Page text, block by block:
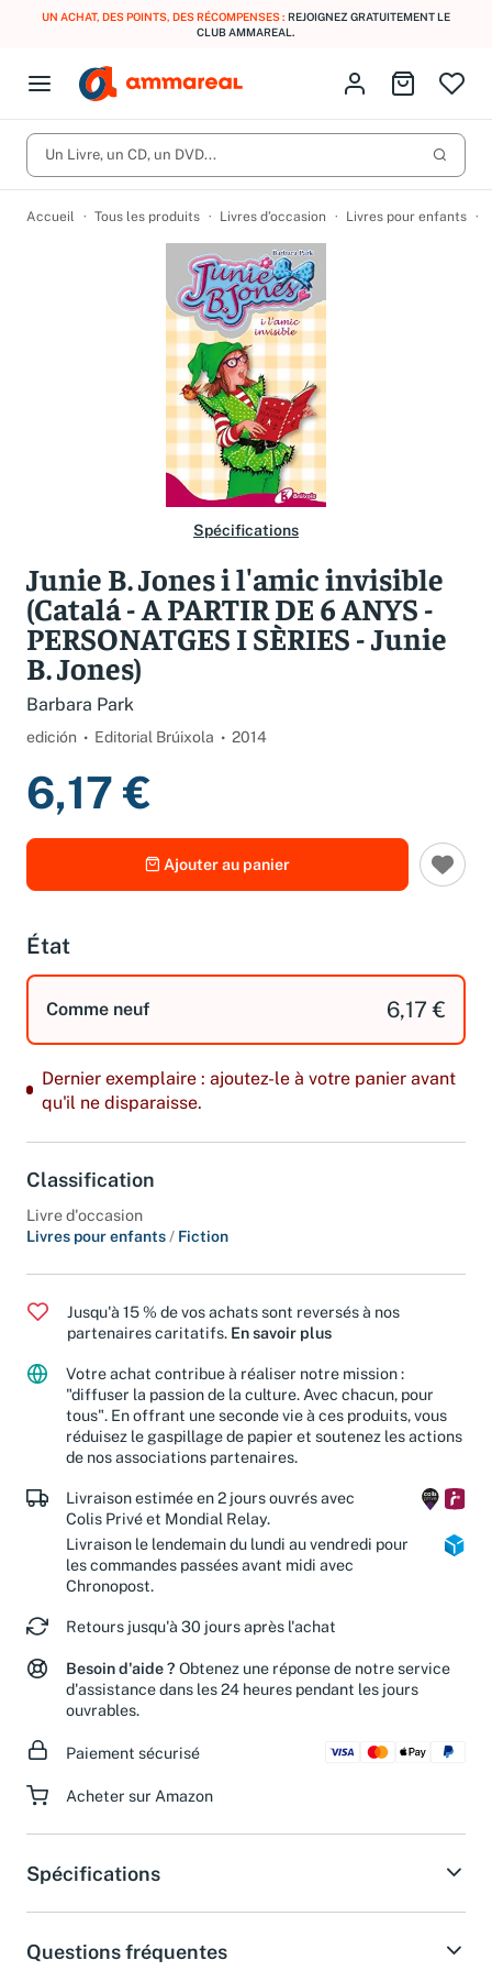
UN ACHAT, DES POINTS, DES RÉCOMPENSES : REJOIGNEZ GRATUITEMENT LE
CLUB AMMAREAL.
Open menu
Fermer le menu
CD d'occasion
Vinyles d'occasion
Meilleures ventes
Nos engagements
Produits Catégories
Vous n'avez pas trouvé l'article que vous cherchiez ?
Activez les notifications dans votre compte pour être alerté dès
qu'il est en stock.
Créer une alerte
Identifiez-vous
Aller au
Un Livre, un CD, un DVD...
Accueil Tous les produits Livres d’occasion Livres pour enfants
Spécifications
Junie B. Jones i l'amic invisible
(Catalá - A PARTIR DE 6 ANYS -
PERSONATGES I SÈRIES - Junie
B. Jones)
Barbara Park
edición Editorial Brúixola 2014
6,17 €
Ajouter au panier
État
Comme neuf 6,17 €
Dernier exemplaire : ajoutez-le à votre panier avant
qu'il ne disparaisse.
Classification
Livre d'occasion
Livres pour enfants/ Fiction
Jusqu'à 15 % de vos achats sont reversés à nos
partenaires caritatifs. En savoir plus
Votre achat contribue à réaliser notre mission :
"diffuser la passion de la culture. Avec chacun, pour
tous". En offrant une seconde vie à ces produits, vous
réduisez le gaspillage de papier et soutenez les actions
de nos associations partenaires.
Livraison estimée en 2 jours ouvrés avec
Colis Privé et Mondial Relay.
Livraison le lendemain du lundi au vendredi pour
les commandes passées avant midi avec
Chronopost.
Retours jusqu'à 30 jours après l'achat
Besoin d'aide ? Obtenez une réponse de notre service
d'assistance dans les 24 heures pendant les jours
ouvrables.
Paiement sécurisé
Acheter sur Amazon
Spécifications
Questions fréquentes